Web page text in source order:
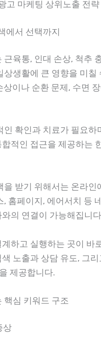
고 마케팅 상위노출 전략
에서 선택까지
육통, 인대 손상, 척추
생활에 큰 영향을 미칠
이나 순환 문제, 수면
확인과 치료가 필요하
적인 접근을 제공하는
받기 위해서는 온라인
홈페이지, 에어서치 등
의 연결이 가능해집니
하고 실행하는 곳이 바
노출과 상담 유도, 그
제공합니다.
핵심 키워드 구조
상